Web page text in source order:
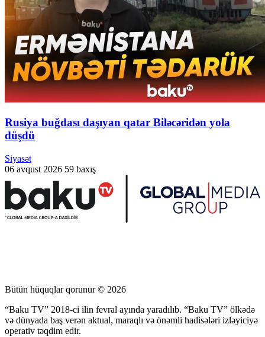
Rusiya buğdası daşıyan qatar Biləcəridən yola
düşdü
Siyasət
06 avqust 2026 59 baxış
Bütün hüquqlar qorunur © 2026
“Baku TV” 2018-ci ilin fevral ayında yaradılıb. “Baku TV” ölkədə
və dünyada baş verən aktual, maraqlı və önəmli hadisələri izləyiciyə
operativ təqdim edir.